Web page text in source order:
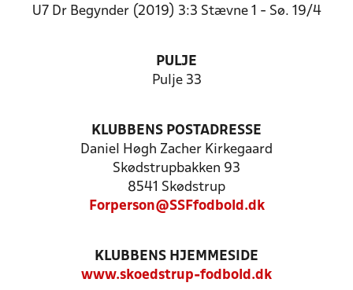
U7 Dr Begynder (2019) 3:3 Stævne 1 - Sø. 19/4
PULJE
Pulje 33
KLUBBENS POSTADRESSE
Daniel Høgh Zacher Kirkegaard
Skødstrupbakken 93
8541 Skødstrup
Forperson@SSFfodbold.dk
KLUBBENS HJEMMESIDE
www.skoedstrup-fodbold.dk